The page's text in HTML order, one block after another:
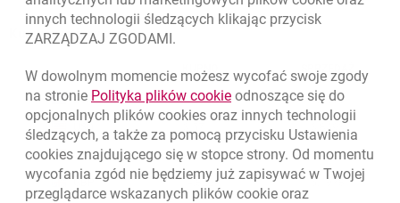
Kursy wymiany walut
Kursy wymiany walut. Data aktualizacji: 7.08.2026, 12:53:25
WALUTA KUPNO SPRZEDAŻ
EUR 4.1346 4.4568
USD 3.8493
CHF 4.4312 4.7764
GBP 4.822 5.1978
innych technologii śledzących klikając przycisk
ZARZĄDZAJ ZGODAMI.
W dowolnym momencie możesz wycofać swoje zgody
na stronie Polityka plików cookielink otwiera się w nowym
odnoszące się do
opcjonalnych plików cookies oraz innych technologii
śledzących, a także za pomocą przycisku Ustawienia
cookies znajdującego się w stopce strony. Od momentu
wycofania zgód nie będziemy już zapisywać w Twojej
przeglądarce wskazanych plików cookie oraz